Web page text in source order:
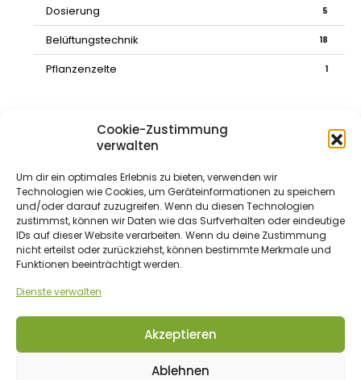
Cookie-Zustimmung
verwalten
Um dir ein optimales Erlebnis zu bieten, verwenden wir
Technologien wie Cookies, um Geräteinformationen zu speichern
und/oder darauf zuzugreifen. Wenn du diesen Technologien
zustimmst, können wir Daten wie das Surfverhalten oder eindeutige
IDs auf dieser Website verarbeiten. Wenn du deine Zustimmung
nicht erteilst oder zurückziehst, können bestimmte Merkmale und
Funktionen beeinträchtigt werden.
Dienste verwalten
Akzeptieren
Ablehnen
Dosierung 5
Belüftungstechnik 18
Pflanzenzelte 1
KUNDENINFORMATIONEN
FAQs / Produktinfos / Ratgeber
Versand & Zahlungsinformationen
Kundenkonto
ÜBER UNS / RECHTLICHES